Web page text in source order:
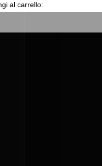
al carrello: